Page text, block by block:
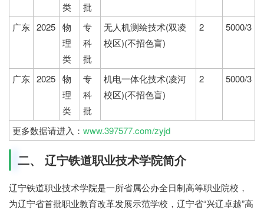
类
批
广东 2025 物
理
类
专
科
批
无人机测绘技术(双凌
校区)(不招色盲)
2 5000/3
广东 2025 物
理
类
专
科
批
机电一体化技术(凌河
校区)(不招色盲)
2 5000/3
更多数据请进入： www.397577.com/zyjd
二、 辽宁铁道职业技术学院简介
辽宁铁道职业技术学院是一所省属公办全日制高等职业院校，
为辽宁省首批职业教育改革发展示范学校，辽宁省“兴辽卓越”高